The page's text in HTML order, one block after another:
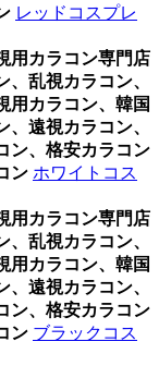
レッドコスプレ
用カラコン専門店
乱視カラコン、
用カラコン、韓国
遠視カラコン、
ン、格安カラコン
ン ホワイトコス
用カラコン専門店
乱視カラコン、
用カラコン、韓国
遠視カラコン、
ン、格安カラコン
ン ブラックコス